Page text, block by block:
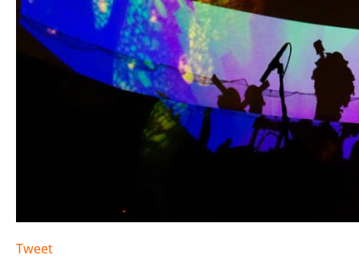
Tweet